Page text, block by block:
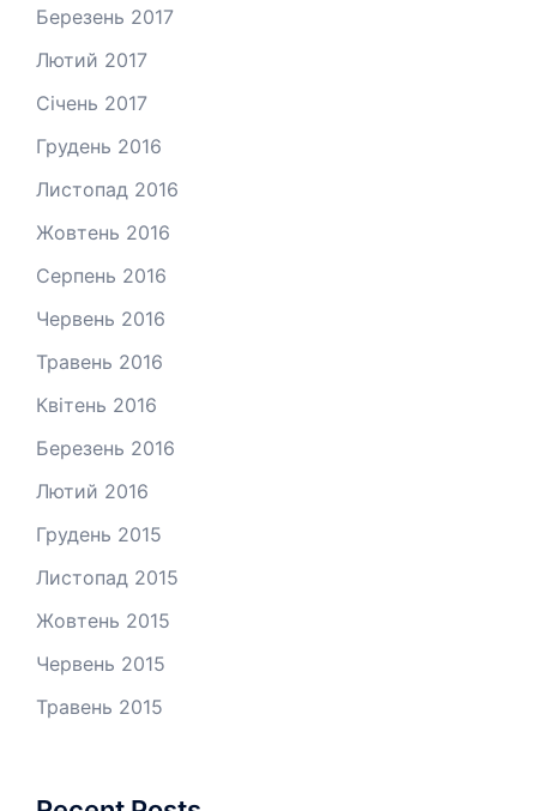
Березень 2017
Лютий 2017
Січень 2017
Грудень 2016
Листопад 2016
Жовтень 2016
Серпень 2016
Червень 2016
Травень 2016
Квітень 2016
Березень 2016
Лютий 2016
Грудень 2015
Листопад 2015
Жовтень 2015
Червень 2015
Травень 2015